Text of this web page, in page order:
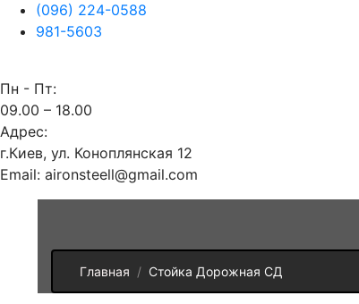
(096) 224-0588
981-5603
Пн - Пт:
09.00 – 18.00
Адрес:
г.Киев, ул. Коноплянская 12
Email: aironsteell@gmail.com
Главная Стойка Дорожная СД